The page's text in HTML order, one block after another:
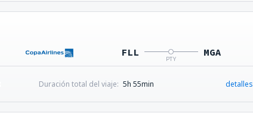
FLL
PTY
MGA
Duración total del viaje: 5h 55min detalles